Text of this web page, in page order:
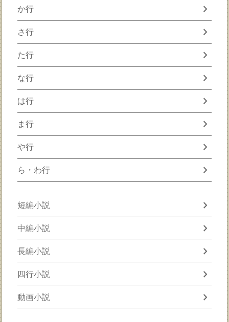
か行 chevron_right
さ行 chevron_right
た行 chevron_right
な行 chevron_right
は行 chevron_right
ま行 chevron_right
や行 chevron_right
ら・わ行 chevron_right
短編小説 chevron_right
中編小説 chevron_right
長編小説 chevron_right
四行小説 chevron_right
動画小説 chevron_right